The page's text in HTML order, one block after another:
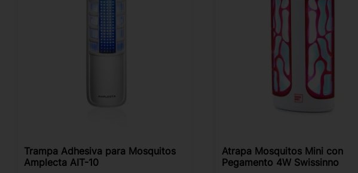
Trampa Adhesiva para Mosquitos
Amplecta AIT-10
Atrapa Mosquitos Mini con
Pegamento 4W Swissinno